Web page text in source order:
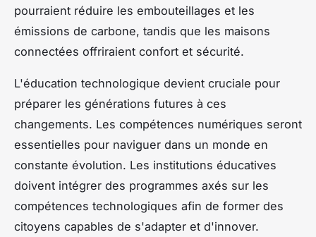
pourraient réduire les embouteillages et les
émissions de carbone, tandis que les maisons
connectées offriraient confort et sécurité.
L'éducation technologique devient cruciale pour
préparer les générations futures à ces
changements. Les compétences numériques seront
essentielles pour naviguer dans un monde en
constante évolution. Les institutions éducatives
doivent intégrer des programmes axés sur les
compétences technologiques afin de former des
citoyens capables de s'adapter et d'innover.